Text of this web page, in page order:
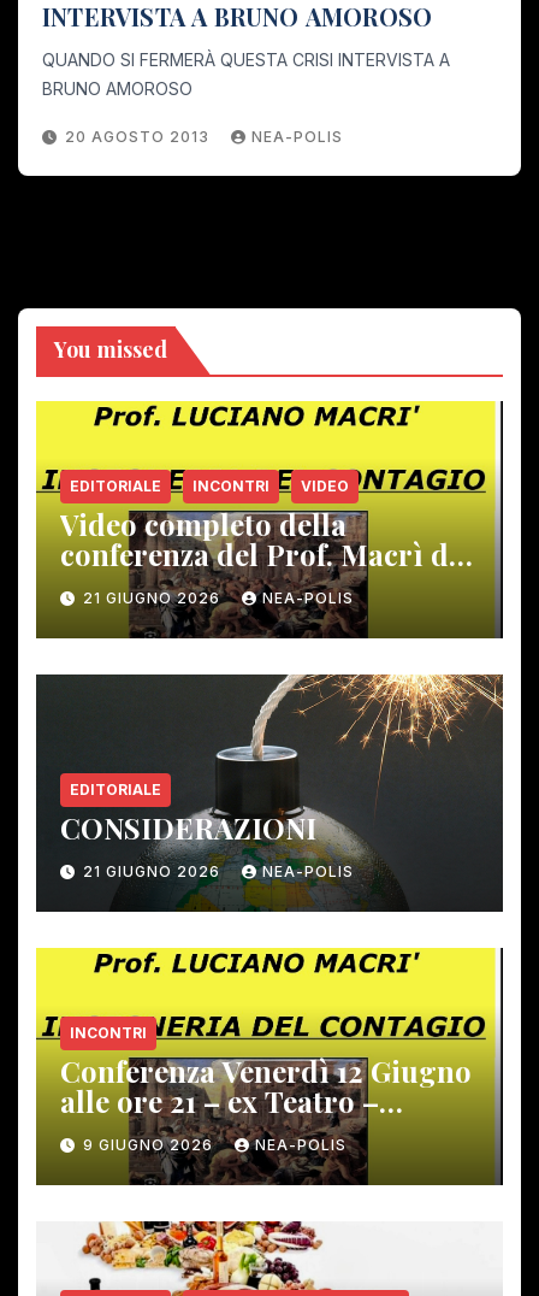
INTERVISTA A BRUNO AMOROSO
QUANDO SI FERMERÀ QUESTA CRISI INTERVISTA A
BRUNO AMOROSO
20 AGOSTO 2013 NEA-POLIS
You missed
EDITORIALE INCONTRI VIDEO
Video completo della
conferenza del Prof. Macrì del
12 giugno scorso
21 GIUGNO 2026 NEA-POLIS
EDITORIALE
CONSIDERAZIONI
21 GIUGNO 2026 NEA-POLIS
INCONTRI
Conferenza Venerdì 12 Giugno
alle ore 21 – ex Teatro –
Gambassi Terme –
9 GIUGNO 2026 NEA-POLIS